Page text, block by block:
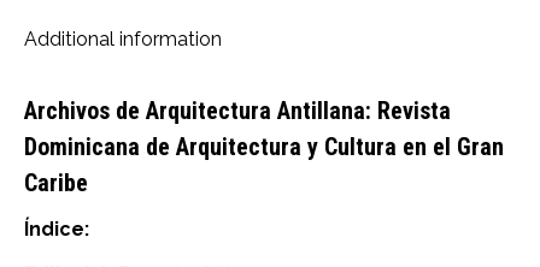
Additional information
Archivos de Arquitectura Antillana: Revista
Dominicana de Arquitectura y Cultura en el Gran
Caribe
Índice: